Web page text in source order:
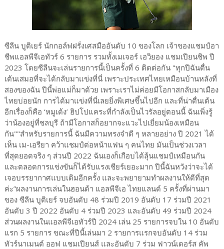
ซีลีน บูติเยร์ นักกอล์ฟฝรั่งเศสมืออันดับ 10 ของโลก เจ้าของแชมป์อา
ชีพแอลพีจีเอทัวร์ 6 รายการ รวมทั้งเมเจอร์ เอวิยอง แชมเปียนชิพ ปี
2023 โดยซีลีนจะเล่นรายการนี้เป็นครั้งที่ 6 ติดต่อกัน "ทุกปีฉันตื่น
เต้นเสมอที่จะได้กลับมาแข่งที่นี่ เพราะประเทศไทยเหมือนบ้านหลังที่
สองของฉัน ปีนี้พ่อแม่ก็มาด้วย เพราะเราไม่ค่อยมีโอกาสกลับมาเมือง
ไทยบ่อยนัก การได้มาแข่งที่นี่เลยยิ่งพิเศษขึ้นไปอีก และที่น่าตื่นเต้น
อีกเรื่องก็คือ ‘หมูเด้ง’ ฮิปโปแคระที่กำลังเป็นไวรัลอยู่ตอนนี้ ฉันเพิ่งรู้
ว่าน้องอยู่ที่ชลบุรี ถ้ามีโอกาสก็อยากจะแวะไปเยี่ยมน้องเหมือน
กัน""สำหรับรายการนี้ ฉันมีความทรงจำดี ๆ หลายอย่าง ปี 2021 ได้
เห็น เม-เอรียา คว้าแชมป์ต่อหน้าแฟน ๆ คนไทย มันเป็นช่วงเวลา
ที่สุดยอดจริง ๆ ส่วนปี 2022 ฉันเองก็เกือบได้ลุ้นแชมป์เหมือนกัน
และตลอดการแข่งขันก็ได้รับแรงเชียร์เยอะมาก ปีนี้ฉันหวังว่าจะได้
เจอบรรยากาศแบบเดิมอีกครั้ง และจะพยายามทำผลงานให้ดีที่สุด
ค่ะ”ผลงานการเล่นในฮอนด้า แอลพีจีเอ ไทยแลนด์ 5 ครั้งที่ผ่านมา
ของ ซีลีน บูติเยร์ จบอันดับ 48 ร่วมปี 2019 อันดับ 17 ร่วมปี 2021
อันดับ 3 ปี 2022 อันดับ 4 ร่วมปี 2023 และอันดับ 49 ร่วมปี 2024
ส่วนผลงานในแอลพีจีเอทัวร์ปี 2024 เล่น 25 รายการจบใน 10 อันดับ
แรก 5 รายการ ขณะที่ปีนี้เล่นมา 2 รายการแรกจบอันดับ 14 ร่วม
ทัวร์นาเมนต์ ออฟ แชมเปียนส์ และอันดับ 7 ร่วม ฟาวน์เดอร์ส คัพ